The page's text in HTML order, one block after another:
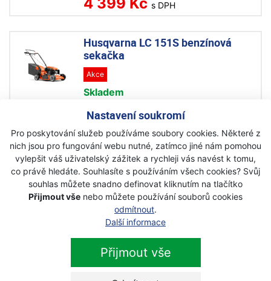
Nastavení soukromí
Pro poskytování služeb používáme soubory cookies. Některé z
nich jsou pro fungování webu nutné, zatímco jiné nám pomohou
vylepšit váš uživatelský zážitek a rychleji vás navést k tomu,
co právě hledáte. Souhlasíte s používáním všech cookies? Svůj
souhlas můžete snadno definovat kliknutím na tlačítko
Přijmout vše nebo můžete používání souborů cookies
odmítnout.
Další informace
Přijmout vše
s DPH
Husqvarna LC 151S benzínová
sekačka
Akce
Skladem
14 490 Kč
Příslušenství
dle typu pily / křovinořezu